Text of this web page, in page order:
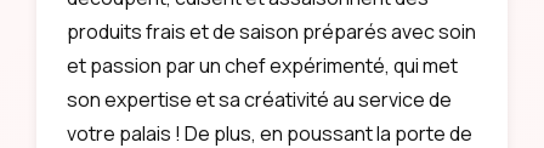
produits frais et de saison préparés avec soin
et passion par un chef expérimenté, qui met
son expertise et sa créativité au service de
votre palais ! De plus, en poussant la porte de